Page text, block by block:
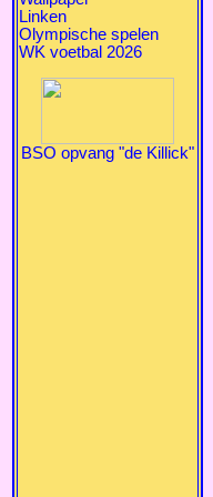
Linken
Olympische spelen
WK voetbal 2026
BSO opvang "de Killick"